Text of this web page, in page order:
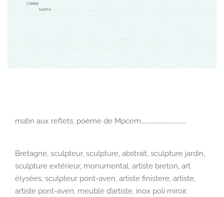
matin aux reflets, poème de Mpcem…………………………………
Bretagne, sculpteur, sculpture, abstrait, sculpture jardin,
sculpture extérieur, monumental, artiste breton, art
élysées, sculpteur pont-aven, artiste finistere, artiste,
artiste pont-aven, meuble d’artiste, inox poli miroir,